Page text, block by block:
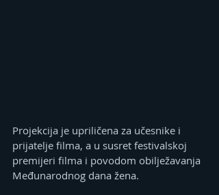
Projekcija je upriličena za učesnike i
prijatelje filma, a u susret festivalskoj
premijeri filma i povodom obilježavanja
Međunarodnog dana žena.